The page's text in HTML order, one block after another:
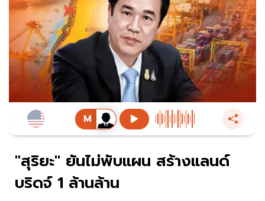
"สุริยะ" ยันไม่พับแผน สร้างแลนด์
บริดจ์ 1 ล้านล้าน